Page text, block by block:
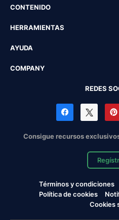
CONTENIDO
HERRAMIENTAS
AYUDA
COMPANY
REDES
Consigue recursos
Términos y condiciones
Política de cookies
Cookies